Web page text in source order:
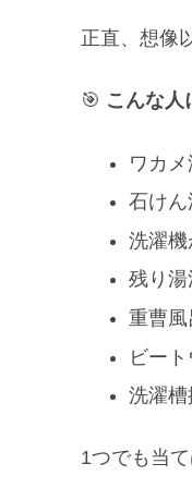
正直、想像
🎯 こんな人
ワカ
石けん
洗濯機
残り湯
重曹風
ビー
洗濯
1つでも当